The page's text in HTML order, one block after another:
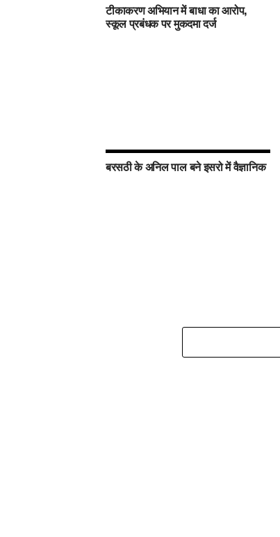
टीकाकरण अभियान में बाधा का आरोप,
स्कूल प्रबंधक पर मुकदमा दर्ज
बरसठी के अनिल पाल बने इसरो में वैज्ञानिक